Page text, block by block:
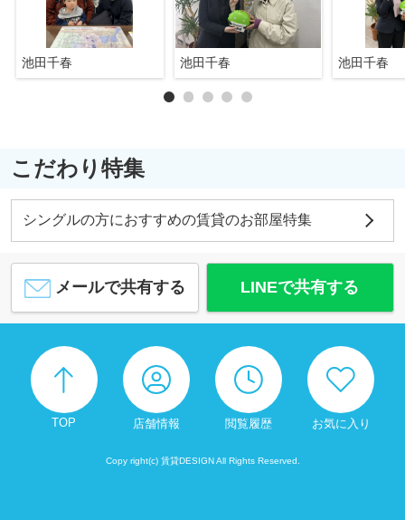
池田千春 池田千春 池田千春
こだわり特集
シングルの方におすすめの賃貸のお部屋特集
メールで共有する LINEで共有する
TOP 店舗情報 閲覧履歴 お気に入り
Copy right(c) 賃貸DESIGN All Rights Reserved.